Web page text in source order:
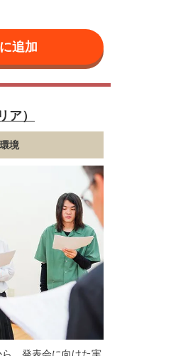
ア）
境
、発表会に向けた実